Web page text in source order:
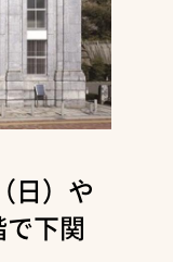
日）や
下関